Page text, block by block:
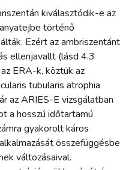
kiválasztódik-e az
történő
Ezért az ambriszentánt
ellenjavallt (lásd 4.3
ERA-k, köztük az
tubularis atrophia
az ARIES-E vizsgálatban
a hosszú időtartamú
gyakorolt káros
összefüggésbe
változásaival.